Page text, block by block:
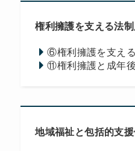
権利擁護を支える法
⑥権利擁護を支える
⑪権利擁護と成年後
地域福祉と包括的支援